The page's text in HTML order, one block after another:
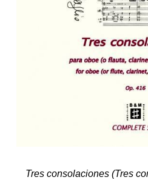
Tres consolaciones (Tres